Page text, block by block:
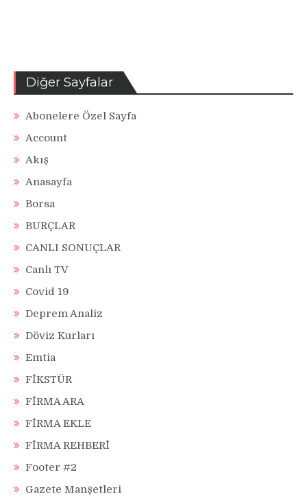
Diğer Sayfalar
Abonelere Özel Sayfa
Account
Akış
Anasayfa
Borsa
BURÇLAR
CANLI SONUÇLAR
Canlı TV
Covid 19
Deprem Analiz
Döviz Kurları
Emtia
FİKSTÜR
FİRMA ARA
FİRMA EKLE
FİRMA REHBERİ
Footer #2
Gazete Manşetleri